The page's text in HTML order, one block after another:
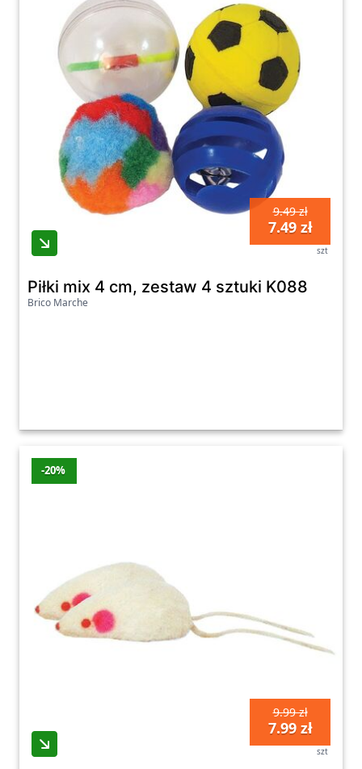
9.49 zł
7.49 zł
szt
Piłki mix 4 cm, zestaw 4 sztuki K088
Brico Marche
-20%
9.99 zł
7.99 zł
szt